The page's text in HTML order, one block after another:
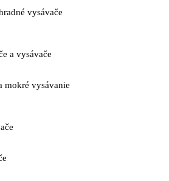
a omietky CS 100
vysávače
a vysávače
mokré vysávanie